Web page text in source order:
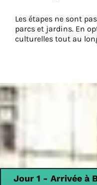
Les étapes ne sont
parcs et jardins. En
culturelles tout au
Jour 1 - Arrivée à